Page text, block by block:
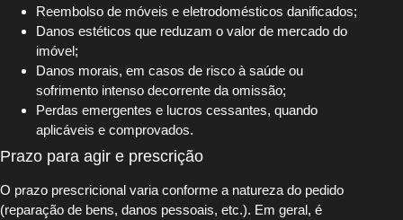
Reembolso de móveis e eletrodomésticos danificados;
Danos estéticos que reduzam o valor de mercado do
imóvel;
Danos morais, em casos de risco à saúde ou
sofrimento intenso decorrente da omissão;
Perdas emergentes e lucros cessantes, quando
aplicáveis e comprovados.
Prazo para agir e prescrição
O prazo prescricional varia conforme a natureza do pedido
(reparação de bens, danos pessoais, etc.). Em geral, é